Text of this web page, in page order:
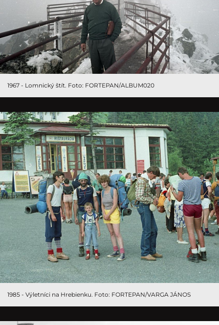
1967 - Lomnický štít. Foto: FORTEPAN/ALBUM020
1985 - Výletníci na Hrebienku. Foto: FORTEPAN/VARGA JÁNOS